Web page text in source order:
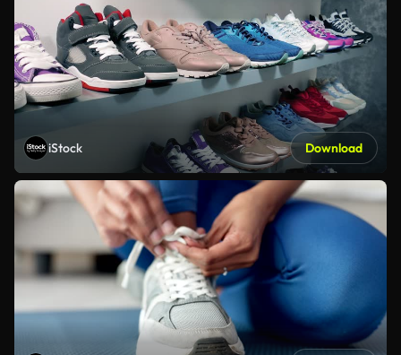
iStock Download